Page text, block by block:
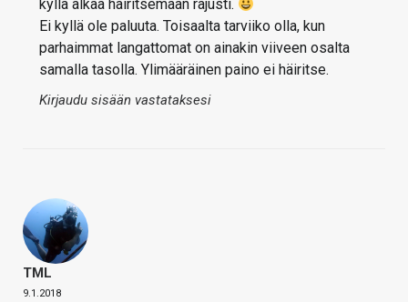
kyllä alkaa häiritsemään rajusti.
Ei kyllä ole paluuta. Toisaalta tarviiko olla, kun
parhaimmat langattomat on ainakin viiveen osalta
samalla tasolla. Ylimääräinen paino ei häiritse.
Kirjaudu sisään vastataksesi
TML
9.1.2018